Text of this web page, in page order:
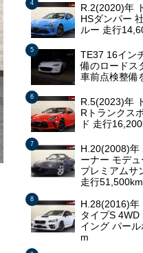
R.2(2020)年
HSダンパー
ルー 走行
TE37 16イン
備のロードス
車前点検整備
R.5(2023)年
Rトランクス
ド 走行
H.20(2008)年
ーナー モデ
プレミアムサ
走行51,500km
H.28(2016)年
タイプS
イング パー
m